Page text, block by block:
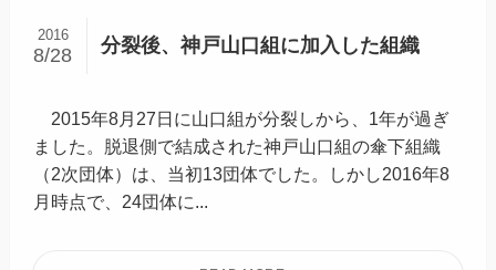
分裂後、神戸山口組に加入した組織
2016
8/28
2015年8月27日に山口組が分裂しから、1年が過ぎ
ました。脱退側で結成された神戸山口組の傘下組織
（2次団体）は、当初13団体でした。しかし2016年8
月時点で、24団体に...